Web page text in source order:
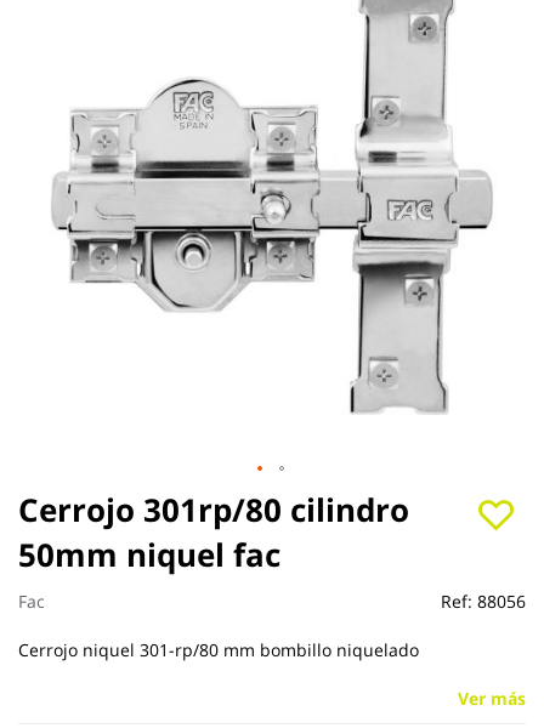
Cerrojo 301rp/80 cilindro
50mm niquel fac
Fac Ref: 88056
Cerrojo niquel 301-rp/80 mm bombillo niquelado
Ver más
imágenes
Saltar
al
comienzo
de
la
de
imágenes